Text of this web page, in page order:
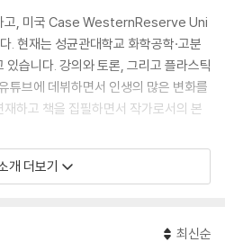
고, 미국 Case WesternReserve Uni
현재는 성균관대학교 화학공학·고분
습니다. 강의와 토론, 그리고 플라스틱
튜브에 데뷔하면서 인생의 많은 변화를
하고 책을 집필하면서 작가로서의 본
개 더보기
최신순